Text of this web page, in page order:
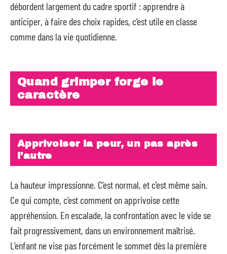
débordent largement du cadre sportif : apprendre à
anticiper, à faire des choix rapides, c’est utile en classe
comme dans la vie quotidienne.
Quand grimper forge le
caractère
Apprivoiser la peur, un pas après
l’autre
La hauteur impressionne. C’est normal, et c’est même sain.
Ce qui compte, c’est comment on apprivoise cette
appréhension. En escalade, la confrontation avec le vide se
fait progressivement, dans un environnement maîtrisé.
L’enfant ne vise pas forcément le sommet dès la première